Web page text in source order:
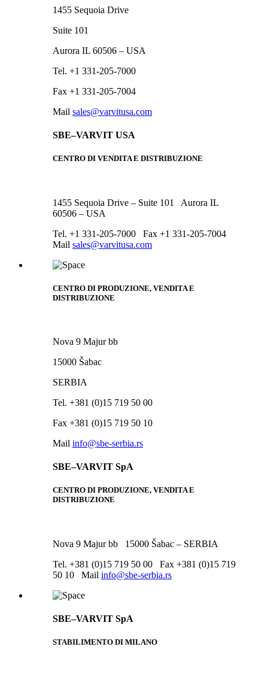
1455 Sequoia Drive
Suite 101
Aurora IL 60506 – USA
Tel. +1 331-205-7000
Fax +1 331-205-7004
Mail sales@varvitusa.com
SBE–VARVIT USA
CENTRO DI VENDITA E DISTRIBUZIONE
1455 Sequoia Drive – Suite 101 Aurora IL
60506 – USA
Tel. +1 331-205-7000 Fax +1 331-205-7004
Mail sales@varvitusa.com
CENTRO DI PRODUZIONE, VENDITA E
DISTRIBUZIONE
Nova 9 Majur bb
15000 Šabac
SERBIA
Tel. +381 (0)15 719 50 00
Fax +381 (0)15 719 50 10
Mail info@sbe-serbia.rs
SBE–VARVIT SpA
CENTRO DI PRODUZIONE, VENDITA E
DISTRIBUZIONE
Nova 9 Majur bb 15000 Šabac – SERBIA
Tel. +381 (0)15 719 50 00 Fax +381 (0)15 719
50 10 Mail info@sbe-serbia.rs
SBE–VARVIT SpA
STABILIMENTO DI MILANO